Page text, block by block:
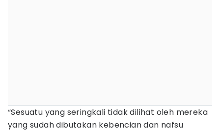
“Sesuatu yang seringkali tidak dilihat oleh mereka
yang sudah dibutakan kebencian dan nafsu